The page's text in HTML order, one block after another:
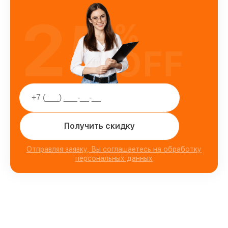
Получить скидку
Отправляя заявку, Вы соглашаетесь на обработку
персональных данных
25%
OFF